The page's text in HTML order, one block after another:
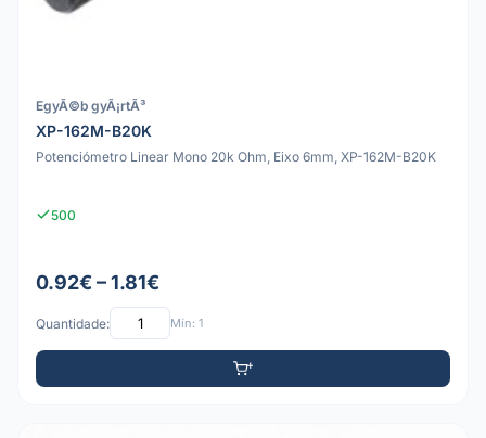
EgyÃ©b gyÃ¡rtÃ³
XP-162M-B20K
Potenciómetro Linear Mono 20k Ohm, Eixo 6mm, XP-162M-B20K
500
0.92€ – 1.81€
Quantidade: Mín: 1